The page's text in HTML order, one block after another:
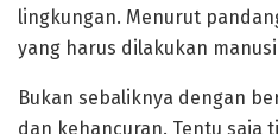
lingkungan. Menurut
yang harus dilakukan
Bukan sebaliknya dengan
dan kehancuran. Tentu saja